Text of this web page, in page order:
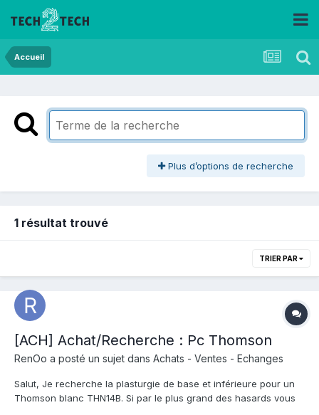
Accueil
Plus d’options de recherche
1 résultat trouvé
TRIER PAR
[ACH] Achat/Recherche : Pc Thomson
RenOo a posté un sujet dans Achats - Ventes - Echanges
Salut, Je recherche la plasturgie de base et inférieure pour un
Thomson blanc THN14B. Si par le plus grand des hasards vous